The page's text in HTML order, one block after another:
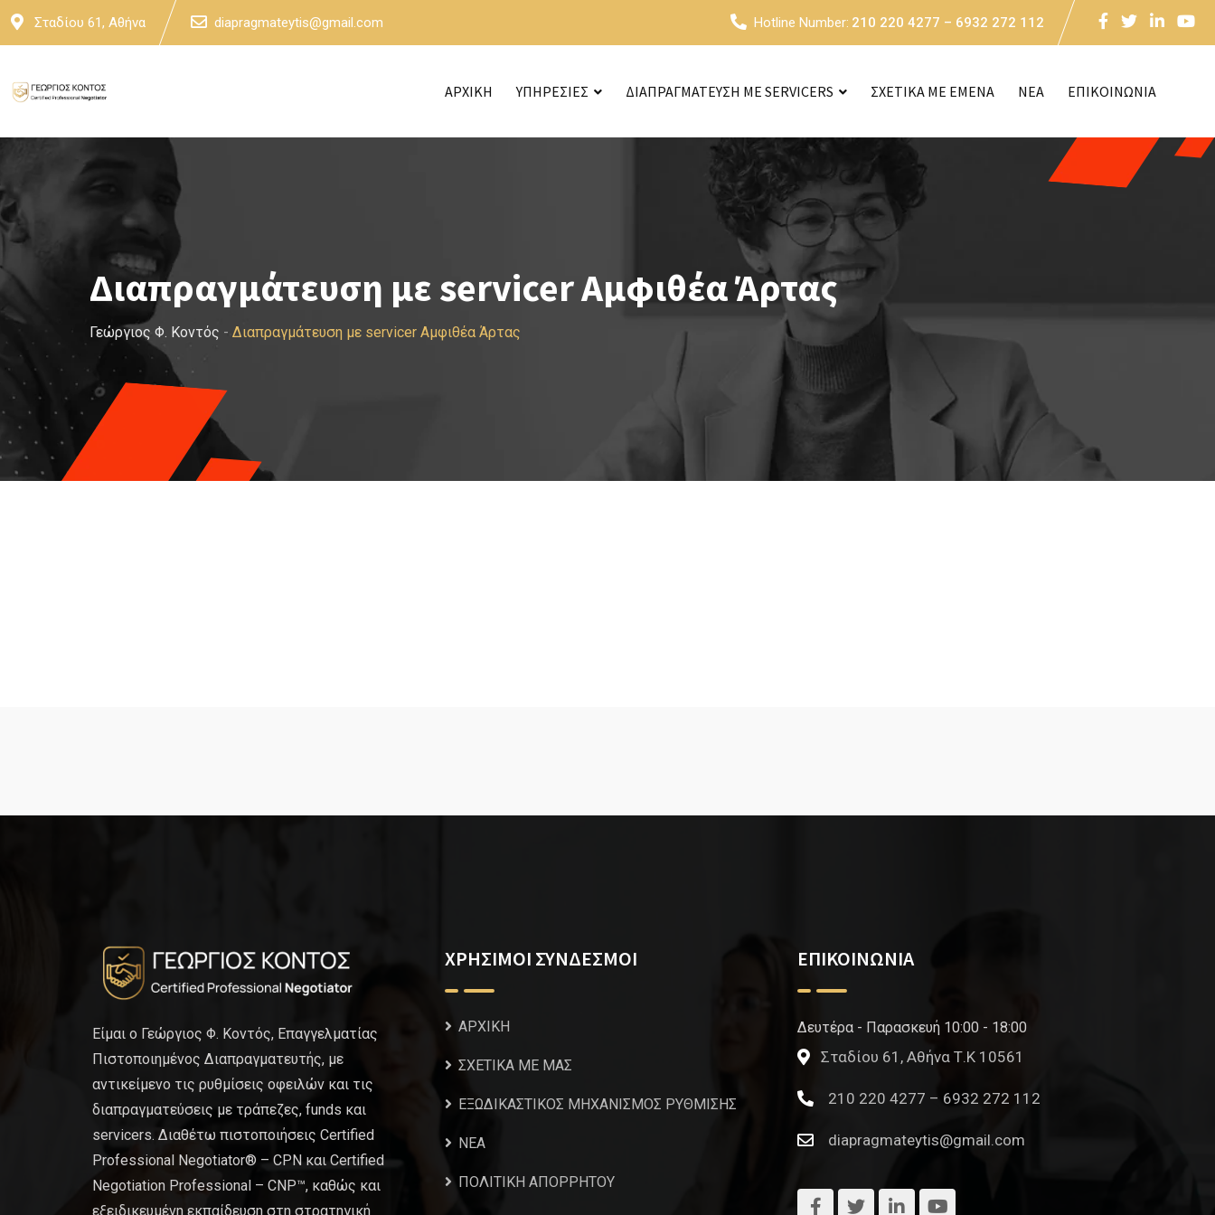
Skip
Σταδίου 61, Αθήνα diapragmateytis@gmail.com Hotline Number: 210 220 4277 – 6932 272 112
ΑΡΧΙΚΗ ΥΠΗΡΕΣΙΕΣ ΔΙΑΠΡΑΓΜΑΤΕΥΣΗ ΜΕ SERVICERS ΣΧΕΤΙΚΑ ΜΕ ΕΜΕΝΑ NEA ΕΠΙΚΟΙΝΩΝΙΑ
Διαπραγμάτευση με servicer Αμφιθέα Άρτας
Γεώργιος Φ. Κοντός - Διαπραγμάτευση με servicer Αμφιθέα Άρτας
Είμαι ο Γεώργιος Φ. Κοντός, Επαγγελματίας
Πιστοποιημένος Διαπραγματευτής, με
αντικείμενο τις ρυθμίσεις οφειλών και τις
διαπραγματεύσεις με τράπεζες, funds και
servicers. Διαθέτω πιστοποιήσεις Certified
Professional Negotiator® – CPN και Certified
Negotiation Professional – CNP™, καθώς και
εξειδικευμένη εκπαίδευση στη στρατηγική
ΧΡΗΣΙΜΟΙ ΣΥΝΔΕΣΜΟΙ
ΑΡΧΙΚΗ
ΣΧΕΤΙΚΑ ΜΕ ΜΑΣ
ΕΞΩΔΙΚΑΣΤΙΚΟΣ ΜΗΧΑΝΙΣΜΟΣ ΡΥΘΜΙΣΗΣ
NEA
ΠΟΛΙΤΙΚΗ ΑΠΟΡΡΗΤΟΥ
ΕΠΙΚΟΙΝΩΝΙΑ
Δευτέρα - Παρασκευή 10:00 - 18:00
Σταδίου 61, Αθήνα Τ.Κ 10561
210 220 4277 – 6932 272 112
diapragmateytis@gmail.com